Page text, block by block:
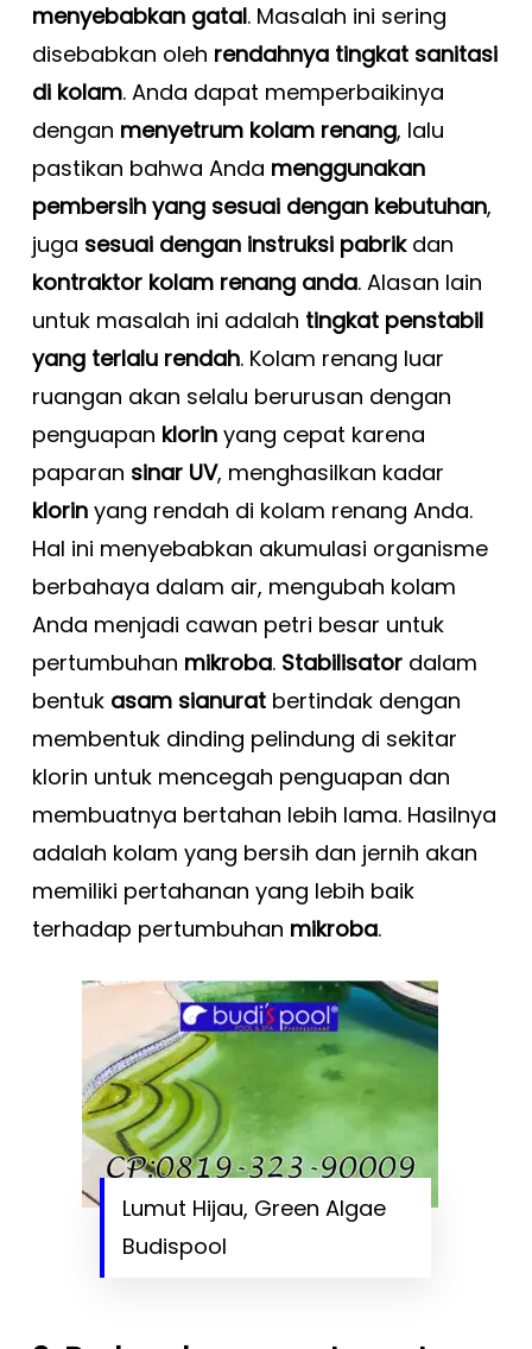
menyebabkan gatal. Masalah ini sering
disebabkan oleh rendahnya tingkat sanitasi
di kolam. Anda dapat memperbaikinya
dengan menyetrum kolam renang, lalu
pastikan bahwa Anda menggunakan
pembersih yang sesuai dengan kebutuhan,
juga sesuai dengan instruksi pabrikdan
kontraktor kolam renang anda. Alasan lain
untuk masalah ini adalah tingkat penstabil
yang terlalu rendah. Kolam renang luar
ruangan akan selalu berurusan dengan
penguapan klorinyang cepat karena
paparan sinar UV, menghasilkan kadar
klorinyang rendah di kolam renang Anda.
Hal ini menyebabkan akumulasi organisme
berbahaya dalam air, mengubah kolam
Anda menjadi cawan petri besar untuk
pertumbuhan mikroba. Stabilisatordalam
bentuk asam sianuratbertindak dengan
membentuk dinding pelindung di sekitar
klorin untuk mencegah penguapan dan
membuatnya bertahan lebih lama. Hasilnya
adalah kolam yang bersih dan jernih akan
memiliki pertahanan yang lebih baik
terhadap pertumbuhan mikroba.
Lumut Hijau, Green Algae
Budispool